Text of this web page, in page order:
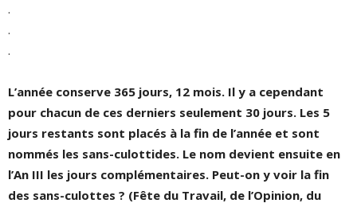
.
.
.
L’année conserve 365 jours, 12 mois. Il y a cependant
pour chacun de ces derniers seulement 30 jours. Les 5
jours restants sont placés à la fin de l’année et sont
nommés les sans-culottides. Le nom devient ensuite en
l’An III les jours complémentaires. Peut-on y voir la fin
des sans-culottes ? (Fête du Travail, de l’Opinion, du